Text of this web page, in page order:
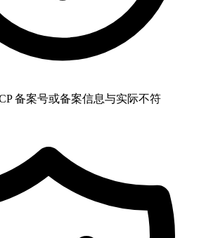
备案号或备案信息与实际不符